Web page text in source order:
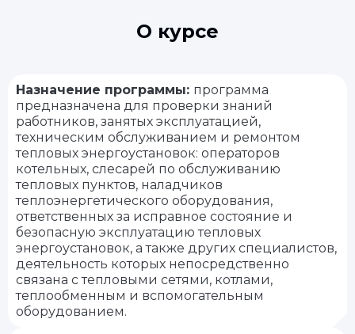
О курсе
Назначение программы: программа
предназначена для проверки знаний
работников, занятых эксплуатацией,
техническим обслуживанием и ремонтом
тепловых энергоустановок: операторов
котельных, слесарей по обслуживанию
тепловых пунктов, наладчиков
теплоэнергетического оборудования,
ответственных за исправное состояние и
безопасную эксплуатацию тепловых
энергоустановок, а также других специалистов,
деятельность которых непосредственно
связана с тепловыми сетями, котлами,
теплообменным и вспомогательным
оборудованием.